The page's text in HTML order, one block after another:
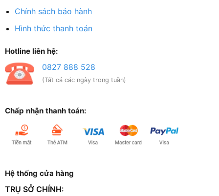
Chính sách bảo hành
Hình thức thanh toán
Hotline liên hệ:
0827 888 528
(Tất cả các ngày trong tuần)
Chấp nhận thanh toán:
Hệ thống cửa hàng
TRỤ SỞ CHÍNH: